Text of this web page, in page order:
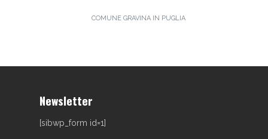
COMUNE GRAVINA IN PUGLIA
Newsletter
[sibwp_form id=1]